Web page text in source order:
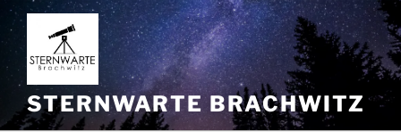
Zum
Inhalt
springen
STERNWARTE BRACHWITZ